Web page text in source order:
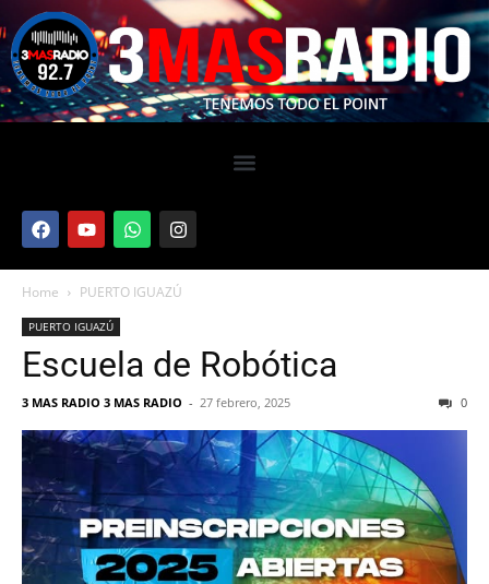
Home PUERTO IGUAZÚ
PUERTO IGUAZÚ
Escuela de Robótica
3 MAS RADIO 3 MAS RADIO - 27 febrero, 2025 0